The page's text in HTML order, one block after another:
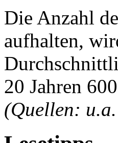
Die Anzahl
aufhalten,
20 Jahren
(Quellen: u.a.